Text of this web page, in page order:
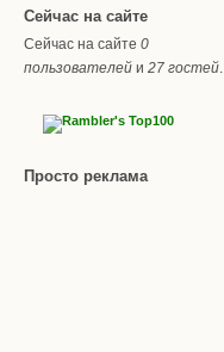
Сейчас на сайте
Сейчас на сайте 0
пользователей и 27 гостей.
Просто реклама